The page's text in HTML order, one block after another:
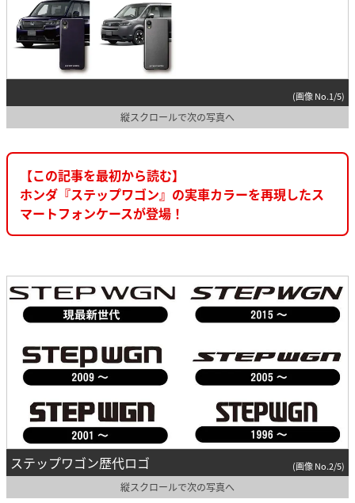
(画像 No.1/5)
縦スクロールで次の写真へ
【この記事を最初から読む】
ホンダ『ステップワゴン』の実車カラーを再現したス
マートフォンケースが登場！
ステップワゴン歴代ロゴ (画像 No.2/5)
縦スクロールで次の写真へ